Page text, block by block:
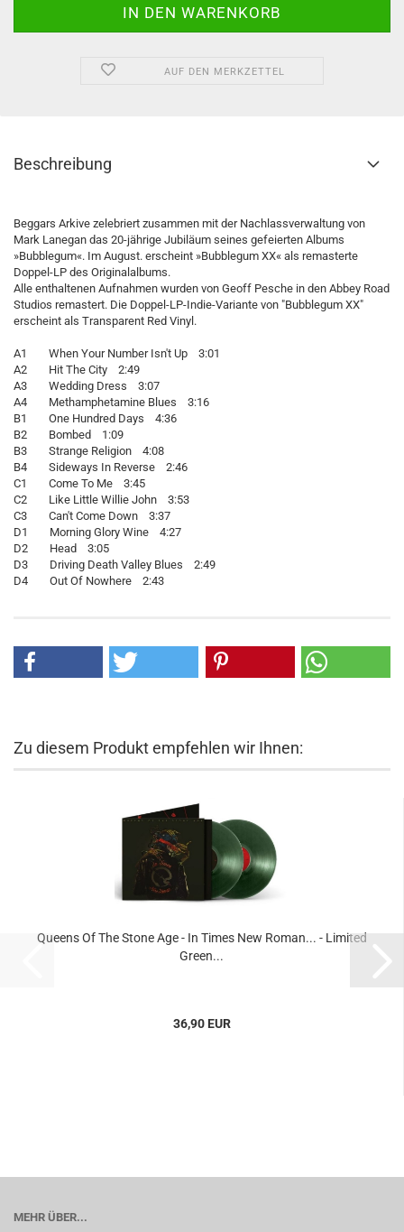
AUF DEN MERKZETTEL
Beschreibung
Beggars Arkive zelebriert zusammen mit der Nachlassverwaltung von
Mark Lanegan das 20-jährige Jubiläum seines gefeierten Albums
»Bubblegum«. Im August. erscheint »Bubblegum XX« als remasterte
Doppel-LP des Originalalbums.
Alle enthaltenen Aufnahmen wurden von Geoff Pesche in den Abbey Road
Studios remastert. Die Doppel-LP-Indie-Variante von "Bubblegum XX"
erscheint als Transparent Red Vinyl.
A1 When Your Number Isn't Up 3:01
A2 Hit The City 2:49
A3 Wedding Dress 3:07
A4 Methamphetamine Blues 3:16
B1 One Hundred Days 4:36
B2 Bombed 1:09
B3 Strange Religion 4:08
B4 Sideways In Reverse 2:46
C1 Come To Me 3:45
C2 Like Little Willie John 3:53
C3 Can't Come Down 3:37
D1 Morning Glory Wine 4:27
D2 Head 3:05
D3 Driving Death Valley Blues 2:49
D4 Out Of Nowhere 2:43
Zu diesem Produkt empfehlen wir Ihnen:
Queens Of The Stone Age - In Times New Roman... - Limited
Green...
36,90 EUR
MEHR ÜBER...